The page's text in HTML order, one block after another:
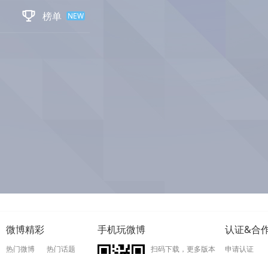
 榜单 NEW
微博精彩
热门微博 热门话题
手机玩微博
扫码下载，更多版本
认证&合
申请认证